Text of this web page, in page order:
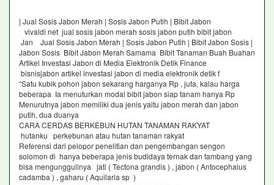
| Jual Sosis Jabon Merah | Sosis Jabon Putih | Bibit Jabon
vivaldi net jual sosis jabon merah sosis jabon putih bibit jabon
Jan Jual Sosis Jabon Merah | Sosis Jabon Putih | Bibit Jabon Sosis |
Jabon Sosis Bibit Jabon Merah Samama Bibit Tanaman Buah Buahan
Artikel Investasi Jabon di Media Elektronik Detik Finance
bisnisjabon artikel investasi jabon di media elektronik detik f
“Satu kubik pohon jabon sekarang harganya Rp , juta, kalau harga
beberapa Ia menuturkan modal bibit jabon siap tanam hanya Rp
Menurutnya jabon memiliki dua jenis yaitu jabon merah dan jabon
putih, dua duanya
CARA CERDAS BERKEBUN HUTAN TANAMAN RAKYAT
hutanku perkebunan atau hutan tanaman rakyat
Referensi dari pelopor penelitian dan pengembangan sengon
solomon di hanya beberapa jenis budidaya ternak dan tambang yang
bisa mengunggulinya jati ( Tectona grandis ) , jabon ( Antocephalus
cadamba ) , gaharu ( Aquilaria sp )